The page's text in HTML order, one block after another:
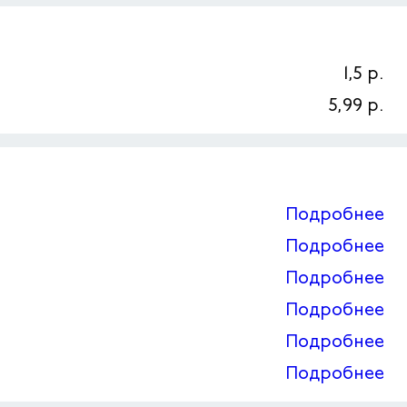
1,5 р.
5,99 р.
Подробнее
Подробнее
Подробнее
Подробнее
Подробнее
Подробнее